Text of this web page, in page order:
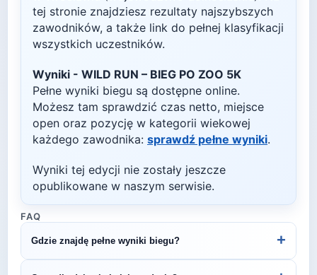
tej stronie znajdziesz rezultaty najszybszych
zawodników, a także link do pełnej klasyfikacji
wszystkich uczestników.
Wyniki - WILD RUN – BIEG PO ZOO 5K
Pełne wyniki biegu są dostępne online.
Możesz tam sprawdzić czas netto, miejsce
open oraz pozycję w kategorii wiekowej
każdego zawodnika: sprawdź pełne wyniki.
Wyniki tej edycji nie zostały jeszcze
opublikowane w naszym serwisie.
FAQ
Gdzie znajdę pełne wyniki biegu? +